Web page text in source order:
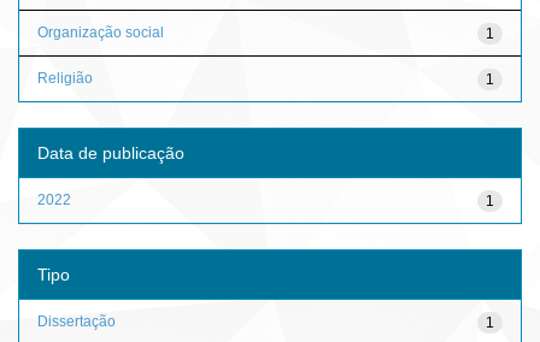
1
Organização social
1
Religião
Data de publicação
1
2022
Tipo
1
Dissertação